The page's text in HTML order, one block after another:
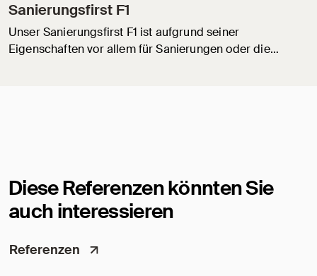
Sanierungsfirst F1
Unser Sanierungsfirst F1 ist aufgrund seiner
Eigenschaften vor allem für Sanierungen oder die…
Diese Referenzen könnten Sie
auch interessieren
Referenzen